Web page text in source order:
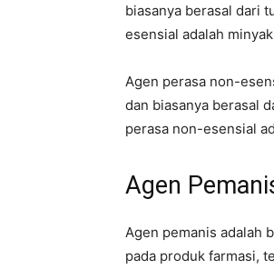
biasanya berasal dari
esensial adalah
Agen perasa non-
dan biasanya berasal
perasa non-esensial
Agen
Agen pemanis adalah
pada produk farmasi,